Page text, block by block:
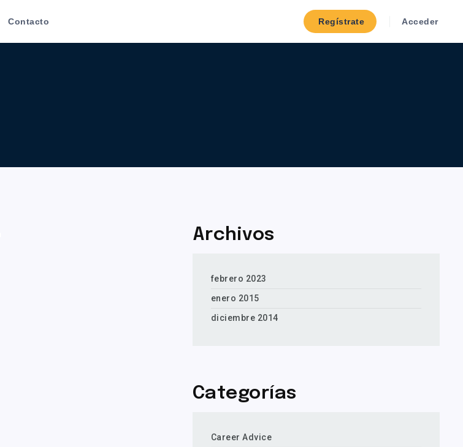
Contacto Regístrate Acceder
Archivos
febrero 2023
enero 2015
diciembre 2014
Categorías
Career Advice